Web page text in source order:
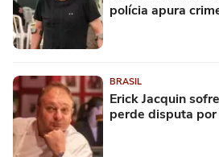
polícia apura
BRASIL
Erick Jacquin
perde disputa